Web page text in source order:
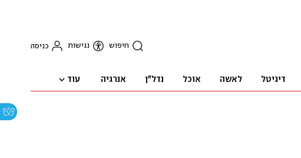
חיפוש נגישות כניסה
דיגיטל לאשה אוכל נדל"ן אנרגיה עוד